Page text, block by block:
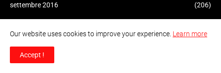
settembre 2016 (206)
agosto 2016 (170)
luglio 2016 (232)
giugno 2016
Our website uses cookies to improve your experience. Learn more
Accept !